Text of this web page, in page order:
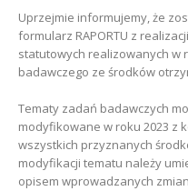
Uprzejmie informujemy, że
formularz RAPORTU z
statutowych realizowanych w
badawczego ze środków
Tematy zadań badawczych
modyfikowane w roku 2023 z
wszystkich przyznanych
modyfikacji tematu należy
opisem wprowadzanych